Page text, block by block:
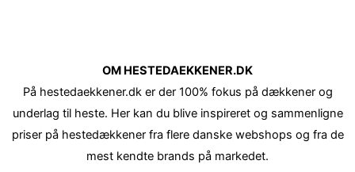
OM HESTEDAEKKENER.DK
På hestedaekkener.dk er der 100% fokus på dækkener og
underlag til heste. Her kan du blive inspireret og sammenligne
priser på hestedækkener fra flere danske webshops og fra de
mest kendte brands på markedet.